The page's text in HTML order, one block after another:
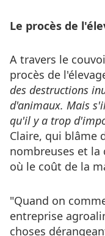
Le procès de
A travers le
procès de
des destructions
d'animaux. Mais
qu'il y a trop
Claire, qui blâme
nombreuses et la
où le coût de la
"Quand on
entreprise
choses